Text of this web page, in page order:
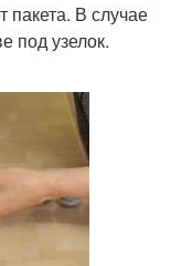
пакета. В случае
под узелок.